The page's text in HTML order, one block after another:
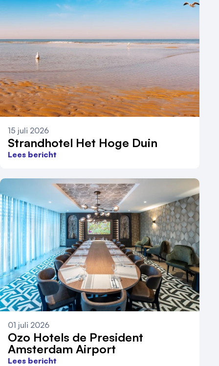
15 juli 2026
Strandhotel Het Hoge Duin
Lees bericht
01 juli 2026
Ozo Hotels de President
Amsterdam Airport
Lees bericht